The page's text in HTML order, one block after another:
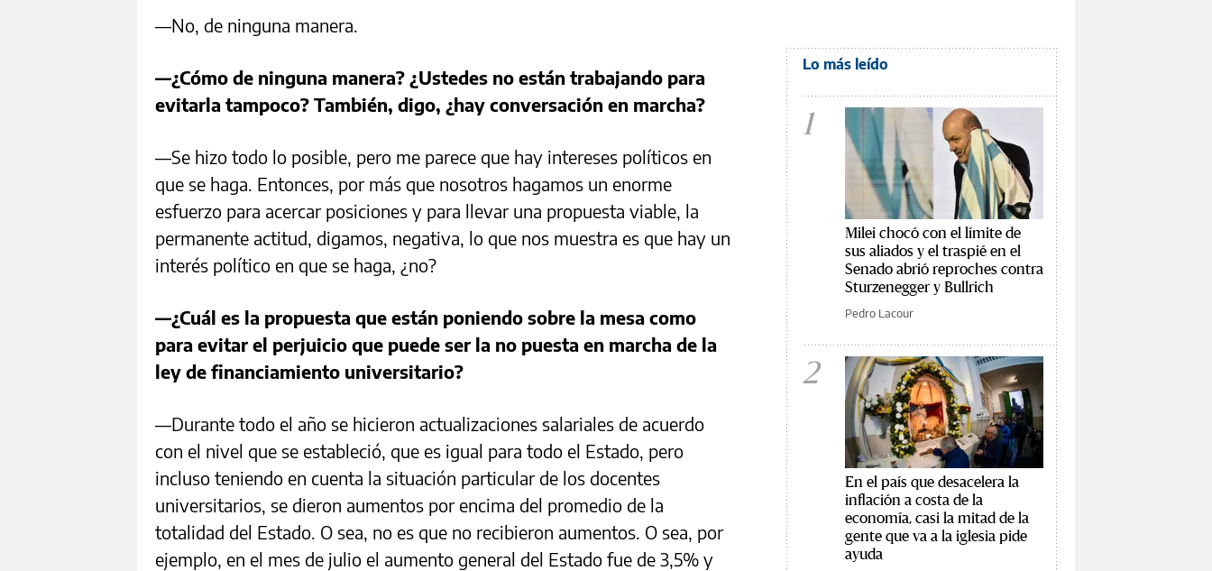
—No, de ninguna manera.
—¿Cómo de ninguna manera? ¿Ustedes no están trabajando para
evitarla tampoco? También, digo, ¿hay conversación en marcha?
—Se hizo todo lo posible, pero me parece que hay intereses políticos en
que se haga. Entonces, por más que nosotros hagamos un enorme
esfuerzo para acercar posiciones y para llevar una propuesta viable, la
permanente actitud, digamos, negativa, lo que nos muestra es que hay un
interés político en que se haga, ¿no?
—¿Cuál es la propuesta que están poniendo sobre la mesa como
para evitar el perjuicio que puede ser la no puesta en marcha de la
ley de financiamiento universitario?
—Durante todo el año se hicieron actualizaciones salariales de acuerdo
con el nivel que se estableció, que es igual para todo el Estado, pero
incluso teniendo en cuenta la situación particular de los docentes
universitarios, se dieron aumentos por encima del promedio de la
totalidad del Estado. O sea, no es que no recibieron aumentos. O sea, por
ejemplo, en el mes de julio el aumento general del Estado fue de 3,5% y
Lo más leído
1
Milei chocó con el límite de
sus aliados y el traspié en el
Senado abrió reproches contra
Sturzenegger y Bullrich
Pedro Lacour
2
En el país que desacelera la
inflación a costa de la
economía, casi la mitad de la
gente que va a la iglesia pide
ayuda